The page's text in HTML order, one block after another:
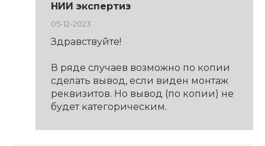
НИИ экспертиз
05-12-2023
Здравствуйте!
В ряде случаев возможно по копии
сделать вывод, если виден монтаж
реквизитов. Но вывод (по копии) не
будет категорическим.